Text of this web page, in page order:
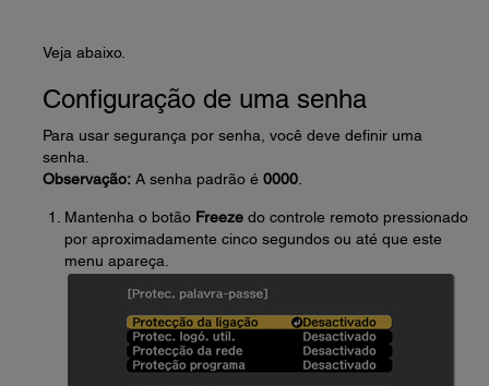
Veja abaixo.
Configuração de uma senha
Para usar segurança por senha, você deve definir uma
senha.
Observação: A senha padrão é 0000
Mantenha o botão Freeze do controle remoto pressionado
por aproximadamente cinco segundos ou até que este
menu apareça.